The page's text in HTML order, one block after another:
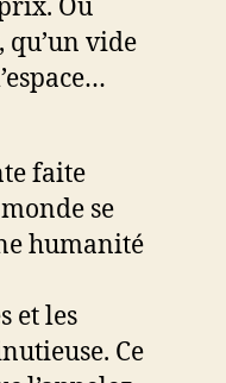
Ou
vide
faite
se
humanité
et les
Ce